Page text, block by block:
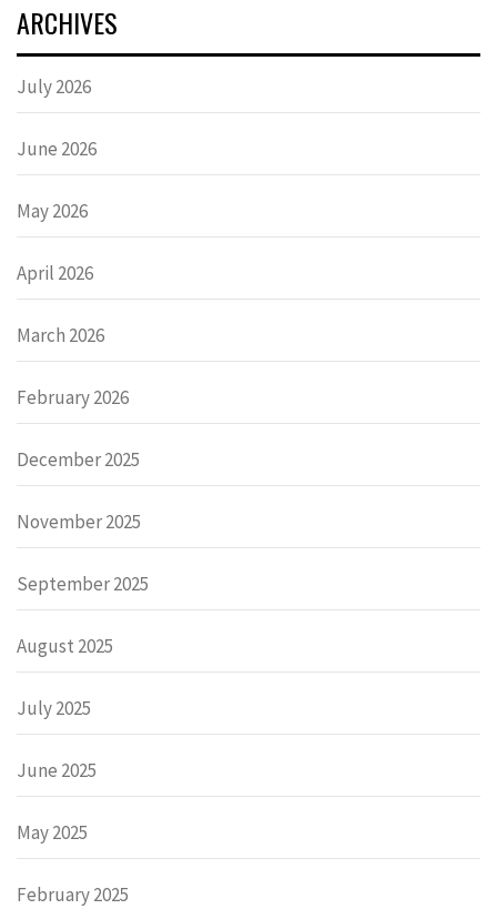
ARCHIVES
July 2026
June 2026
May 2026
April 2026
March 2026
February 2026
December 2025
November 2025
September 2025
August 2025
July 2025
June 2025
May 2025
February 2025